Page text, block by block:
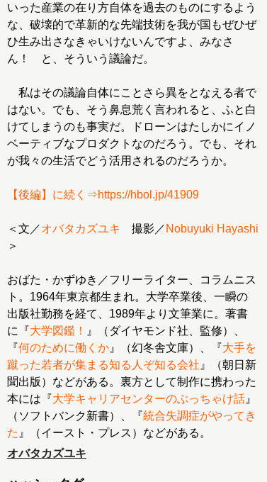
いった産業の在り方自体を過去のものにするよう
な、破壊的で革新的な先端技術を我が国もぜひぜ
ひ生み出さなきゃいけないんですよ、みなさ
ん！ と、そういう議論だ。
私はその議論自体にことさら異をとなえる者で
はない。でも、そう鼻息荒く言われると、ふと白
けてしまうのも事実だ。ドローンはたしかにイノ
ベーティブなプロダクトなのだろう。でも、それ
が我々の生活でどう活用されるのだろうか。
【後編】に続く⇒https://hbol.jp/41909
＜文／オバタカズユキ 撮影／ Nobuyuki Hayashi
＞
おばた・かずゆき／フリーライター、コラムニス
ト。1964年東京都生まれ。大学卒業後、一瞬の
出版社勤務を経て、1989年より文筆業に。著書
に『大学図鑑！
』（ダイヤモンド社、監修）、
『何のために働くか 』（幻冬舎文庫）、『大手を
蹴った若者が集まる知る人ぞ知る会社 』（朝日新
聞出版）などがある。裏方として制作に携わった
本には『大学キャリアセンターのぶっちゃけ話 』
（ソフトバンク新書）、『統合失調症がやってき
た 』（イースト・プレス）などがある。
オバタカズユキ